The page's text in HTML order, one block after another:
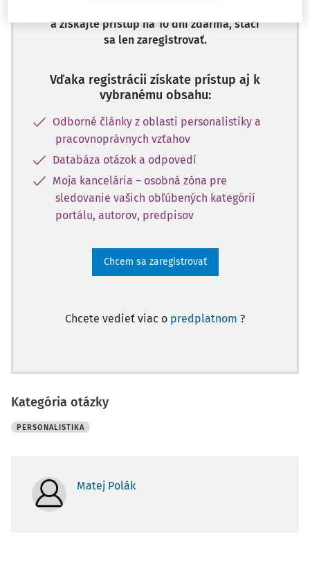
a získajte prístup na 10 dní zdarma, stačí
sa len zaregistrovať.
Vďaka registrácii získate prístup aj k
vybranému obsahu:
Odborné články z oblasti personalistiky a
pracovnoprávnych vzťahov
Databáza otázok a odpovedí
Moja kancelária – osobná zóna pre
sledovanie vašich obľúbených kategórií
portálu, autorov, predpisov
Chcem sa zaregistrovať
Chcete vedieť viac o predplatnom ?
Kategória otázky
PERSONALISTIKA
Matej Polák